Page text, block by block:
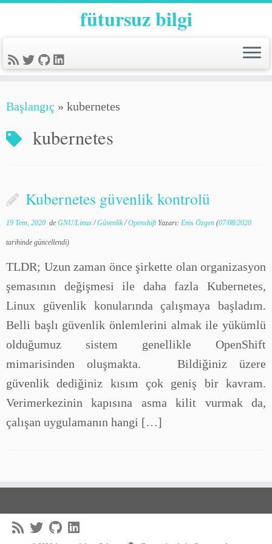
fütursuz bilgi
Başlangıç » kubernetes
kubernetes
Kubernetes güvenlik kontrolü
19 Tem, 2020 de GNU/Linux/Güvenlik/Openshift Yazarı: Enis Özgen (07/08/2020
tarihinde güncellendi)
TLDR; Uzun zaman önce şirkette olan organizasyon
şemasının değişmesi ile daha fazla Kubernetes,
Linux güvenlik konularında çalışmaya başladım.
Belli başlı güvenlik önlemlerini almak ile yükümlü
olduğumuz sistem genellikle OpenShift
mimarisinden oluşmakta. Bildiğiniz üzere
güvenlik dediğiniz kısım çok geniş bir kavram.
Verimerkezinin kapısına asma kilit vurmak da,
çalışan uygulamanın hangi […]